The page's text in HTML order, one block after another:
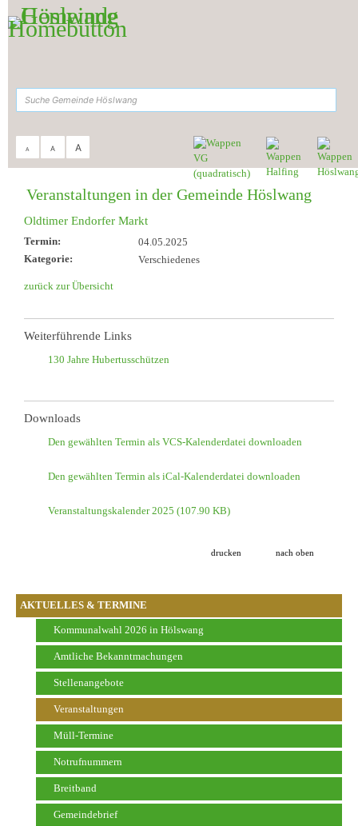
Zum Inhalt, zur Navigation
A A A
AKTUELLES & TERMINE
Kommunalwahl 2026 in Hölswang
Amtliche Bekanntmachungen
Stellenangebote
Veranstaltungen
Müll-Termine
Notrufnummern
Breitband
Gemeindebrief
Aktuelles & Termine Veranstaltungen
Veranstaltungen in der Gemeinde Höslwang
Oldtimer Endorfer Markt
Termin:
04.05.2025
Kategorie:
Verschiedenes
zurück zur Übersicht
Weiterführende Links
130 Jahre Hubertusschützen
Downloads
Den gewählten Termin als VCS-Kalenderdatei downloaden
Den gewählten Termin als iCal-Kalenderdatei downloaden
Veranstaltungskalender 2025 (107.90 KB)
drucken nach oben